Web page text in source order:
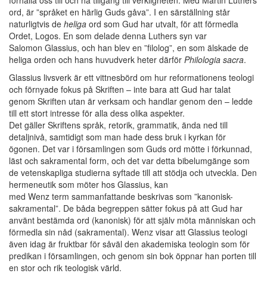
ord, är ”språket en härlig Guds gåva”. I en särställning står
naturligtvis de heliga ord som Gud har utvalt, för att förmedla
Ordet, Logos. En som delade denna Luthers syn var
Salomon Glassius, och han blev en ”filolog”, en som älskade de
heliga orden och hans huvudverk heter därför Philologia sacra.
Glassius livsverk är ett vittnesbörd om hur reformationens teologi
och förnyade fokus på Skriften – inte bara att Gud har talat
genom Skriften utan är verksam och handlar genom den – ledde
till ett stort intresse för alla dess olika aspekter.
Det gäller Skriftens språk, retorik, grammatik, ända ned till
detaljnivå, samtidigt som man hade dess bruk i kyrkan för
ögonen. Det var i församlingen som Guds ord mötte i förkunnad,
läst och sakramental form, och det var detta bibelumgänge som
de vetenskapliga studierna syftade till att stödja och utveckla. Den
hermeneutik som möter hos Glassius, kan
med Wenz term sammanfattande beskrivas som ”kanonisk-
sakramental”. De båda begreppen sätter fokus på att Gud har
använt bestämda ord (kanonisk) för att själv möta människan och
förmedla sin nåd (sakramental). Wenz visar att Glassius teologi
även idag är fruktbar för såväl den akademiska teologin som för
predikan i församlingen, och genom sin bok öppnar han porten till
en stor och rik teologisk värld.